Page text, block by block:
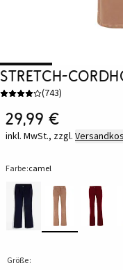
Stretch-
(743)
29,99 €
inkl. MwSt., zzgl.
Farbe:camel
Größe: